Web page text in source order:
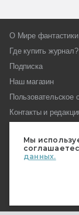
Мы
данных.
О Мире фантастики
Где купить журнал?
Подписка
Наш магазин
Пользовательское
Контакты и
Как стать автором
Награды «Мира